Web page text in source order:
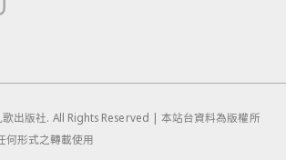
出版社. All Rights Reserved | 本站台資料為版權所
何形式之轉載使用